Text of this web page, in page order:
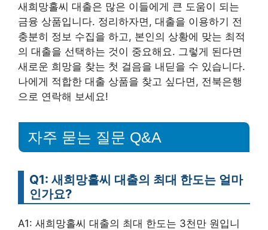
새희망홀씨 대출은 많은 이들에게 큰 도움이 되는
금융 상품입니다. 정리하자면, 대출을 이용하기 전
충분히 정보 수집을 하고, 본인의 상황에 맞는 최적
의 대출을 선택하는 것이 중요해요. 그렇게 된다면
새로운 희망을 찾는 첫 걸음을 내딛을 수 있습니다.
나에게 적합한 대출 상품을 찾고 싶다면, 전북은행
으로 연락해 보세요!
자주 묻는 질문 Q&A
Q1: 새희망홀씨 대출의 최대 한도는 얼마
인가요?
A1: 새희망홀씨 대출의 최대 한도는 3천만 원입니